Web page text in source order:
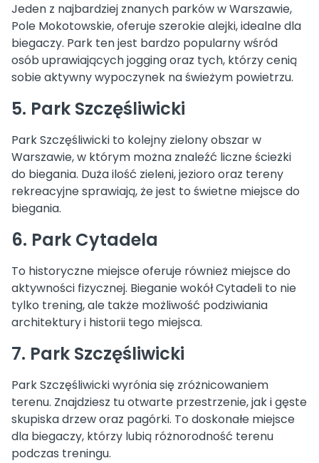
Jeden z najbardziej znanych parków w Warszawie,
Pole Mokotowskie, oferuje szerokie alejki, idealne dla
biegaczy. Park ten jest bardzo popularny wśród
osób uprawiających jogging oraz tych, którzy cenią
sobie aktywny wypoczynek na świeżym powietrzu.
5. Park Szczęśliwicki
Park Szczęśliwicki to kolejny zielony obszar w
Warszawie, w którym można znaleźć liczne ścieżki
do biegania. Duża ilość zieleni, jezioro oraz tereny
rekreacyjne sprawiają, że jest to świetne miejsce do
biegania.
6. Park Cytadela
To historyczne miejsce oferuje również miejsce do
aktywności fizycznej. Bieganie wokół Cytadeli to nie
tylko trening, ale także możliwość podziwiania
architektury i historii tego miejsca.
7. Park Szczęśliwicki
Park Szczęśliwicki wyrónia się zróżnicowaniem
terenu. Znajdziesz tu otwarte przestrzenie, jak i gęste
skupiska drzew oraz pagórki. To doskonałe miejsce
dla biegaczy, którzy lubią różnorodność terenu
podczas treningu.